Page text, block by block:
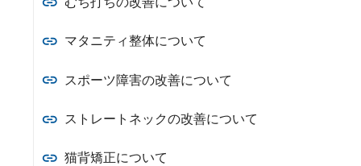
マタニティ整体について
スポーツ障害の改善について
ストレートネックの改善について
猫背矯正について